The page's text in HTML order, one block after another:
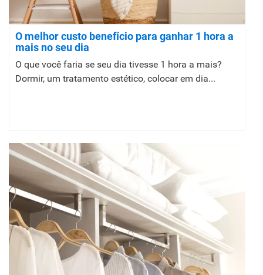
O melhor custo benefício para ganhar 1 hora a
mais no seu dia
O que você faria se seu dia tivesse 1 hora a mais?
Dormir, um tratamento estético, colocar em dia...